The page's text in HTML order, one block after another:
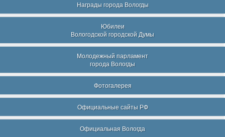
Награды города Вологды
Юбилеи
Вологодской городской Думы
Молодежный парламент
города Вологды
Фотогалерея
Официальные сайты РФ
Официальная Вологда